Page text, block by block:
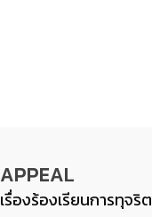
APPEAL
เรื่องร้องเรียนการทุจริต